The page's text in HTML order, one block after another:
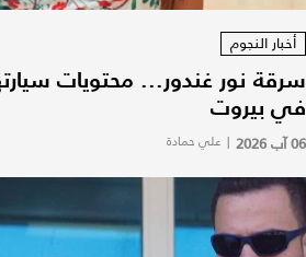
أخبار النجوم
سرقة نور غندور... محتويات
في بيروت
06 آب 2026 | علي حمادة